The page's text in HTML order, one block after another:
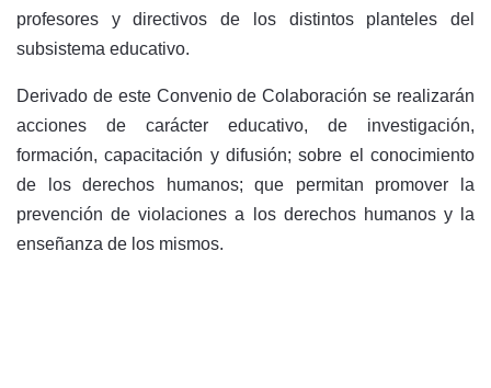
profesores y directivos de los distintos planteles del
subsistema educativo.
Derivado de este Convenio de Colaboración se realizarán
acciones de carácter educativo, de investigación,
formación, capacitación y difusión; sobre el conocimiento
de los derechos humanos; que permitan promover la
prevención de violaciones a los derechos humanos y la
enseñanza de los mismos.